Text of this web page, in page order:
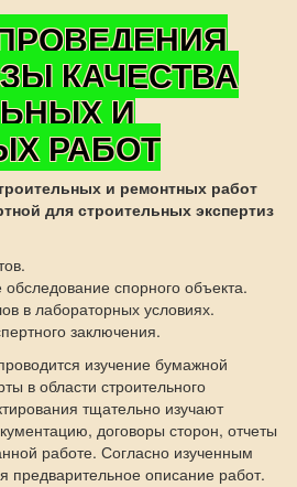
КАЧЕСТВА
И
РАБОТ
и ремонтных работ
для строительных экспертиз
спорного объекта.
в лабораторных условиях.
заключения.
изучение бумажной
в области строительного
тщательно изучают
договоры сторон, отчеты
работе. Согласно изученным
предварительное описание работ.